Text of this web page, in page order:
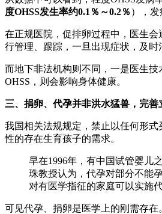
度OHSS发生率约0.1％～0.2％ ），
在正规医院，促排卵过程中，医生
行管理、跟踪，一旦出现症状，及时
而地下非法机构则不同，一是医生
OHSS，则会影响身体健康。
三、捐卵、代孕并非洪水猛兽，完
我国相关法规规定，禁止以任何形
性的存在生育孩子的需求。
早在1996年，有中国试管婴儿
珠教授认为，代孕对部分不能
对有医学指征的家庭可以实施代
可见代孕、捐卵是医学上的刚需存